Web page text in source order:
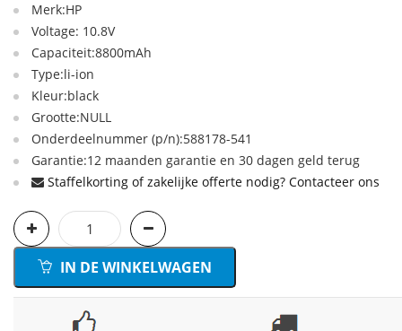
Merk:HP
Voltage: 10.8V
Capaciteit:8800mAh
Type:li-ion
Kleur:black
Grootte:NULL
Onderdeelnummer (p/n):588178-541
Garantie:12 maanden garantie en 30 dagen geld terug
Staffelkorting of zakelijke offerte nodig? Contacteer ons
IN DE WINKELWAGEN